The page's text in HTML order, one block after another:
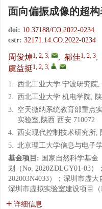
面向偏振成像的超
doi: 10.37188/CO.2022-0234
cstr: 32171.14.CO.2022-0234
周俊焯1, 2, 3, , 郝佳1, 2, 3,
虞益挺1, 2, 3, ,
1. 西北工业大学 宁波研究院,
2. 西北工业大学 机电学院,
3. 空天微纳系统教育部重点
实验室,陕西 西安 710072
4. 西安现代控制技术研究所,
5. 北京理工大学信息与电子
基金项目: 国家自然科学基金
划（No. 2020ZDLGY01-03
202003N4033）；深圳市虚大
深圳市虚拟实验室建设项目（
详细信息